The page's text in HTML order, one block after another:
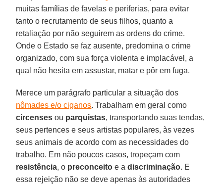
muitas famílias de favelas e periferias, para evitar
tanto o recrutamento de seus filhos, quanto a
retaliação por não seguirem as ordens do crime.
Onde o Estado se faz ausente, predomina o crime
organizado, com sua força violenta e implacável, a
qual não hesita em assustar, matar e pôr em fuga.
Merece um parágrafo particular a situação dos
nômades e/o ciganos. Trabalham em geral como
circenses ou parquistas, transportando suas tendas,
seus pertences e seus artistas populares, às vezes
seus animais de acordo com as necessidades do
trabalho. Em não poucos casos, tropeçam com
resistência, o preconceito e adiscriminação. E
essa rejeição não se deve apenas às autoridades